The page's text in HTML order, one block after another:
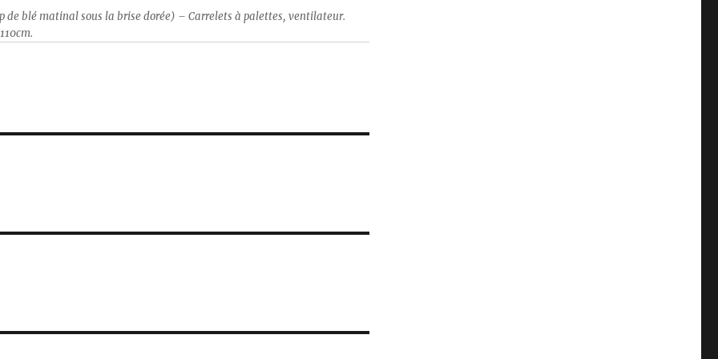
de blé matinal sous la brise dorée) – Carrelets à palettes, ventilateur.